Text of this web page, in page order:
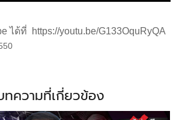
ได้ที่ https://youtu.be/G133OquRyQA
ทความที่เกี่ยวข้อง